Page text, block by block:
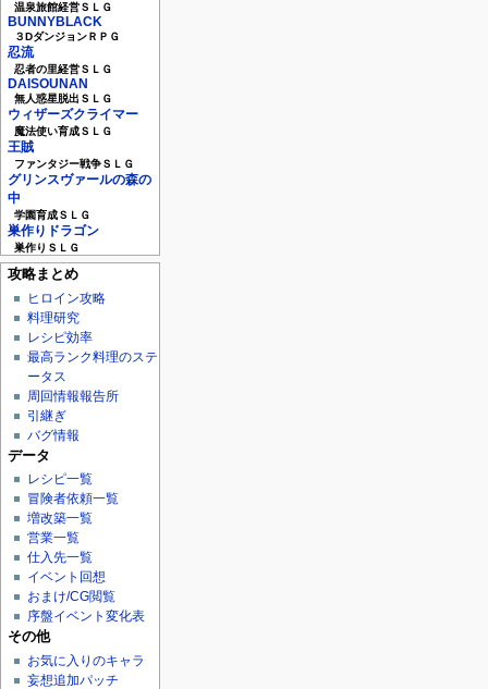
温泉旅館経営ＳＬＧ
BUNNYBLACK
３DダンジョンＲＰＧ
忍流
忍者の里経営ＳＬＧ
DAISOUNAN
無人惑星脱出ＳＬＧ
ウィザーズクライマー
魔法使い育成ＳＬＧ
王賊
ファンタジー戦争ＳＬＧ
グリンスヴァールの森の
中
学園育成ＳＬＧ
巣作りドラゴン
巣作りＳＬＧ
攻略まとめ
ヒロイン攻略
料理研究
レシピ効率
最高ランク料理のステ
ータス
周回情報報告所
引継ぎ
バグ情報
データ
レシピ一覧
冒険者依頼一覧
増改築一覧
営業一覧
仕入先一覧
イベント回想
おまけ/CG閲覧
序盤イベント変化表
その他
お気に入りのキャラ
妄想追加パッチ